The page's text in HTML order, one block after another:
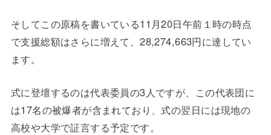
そしてこの原稿を書いている11月20日午前１時の時点
で支援総額はさらに増えて、28,274,663円に達してい
ます。
式に登壇するのは代表委員の3人ですが、この代表団に
は17名の被爆者が含まれており、式の翌日には現地の
高校や大学で証言する予定です。